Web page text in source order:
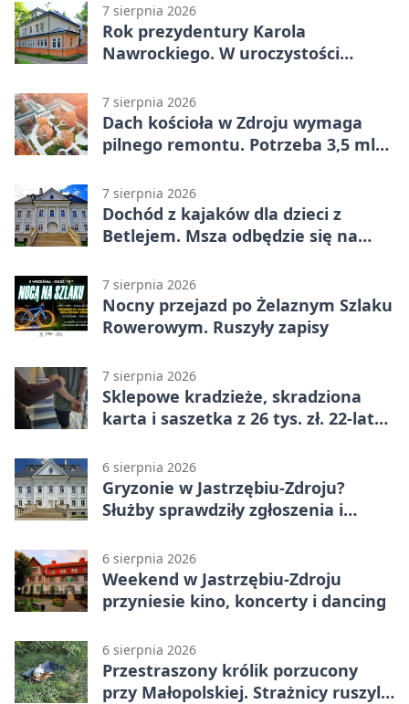
7 sierpnia 2026
Rok prezydentury Karola
Nawrockiego. W uroczystości
7 sierpnia 2026
Dach kościoła w Zdroju wymaga
pilnego remontu. Potrzeba 3,5 mln
7 sierpnia 2026
Dochód z kajaków dla dzieci z
Betlejem. Msza odbędzie się na
7 sierpnia 2026
Nocny przejazd po Żelaznym Szlaku
Rowerowym. Ruszyły zapisy
7 sierpnia 2026
Sklepowe kradzieże, skradziona
karta i saszetka z 26 tys. zł. 22-latek
6 sierpnia 2026
Gryzonie w Jastrzębiu-Zdroju?
Służby sprawdziły zgłoszenia i
6 sierpnia 2026
Weekend w Jastrzębiu-Zdroju
przyniesie kino, koncerty i dancing
6 sierpnia 2026
Przestraszony królik porzucony
przy Małopolskiej. Strażnicy ruszyli